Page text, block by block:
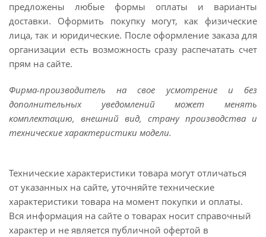
предложены любые формы оплаты и варианты
доставки. Оформить покупку могут, как физические
лица, так и юридические. После оформление заказа для
организации есть возможность сразу распечатать счет
прям на сайте.
Фирма-производитель на свое усмотрение и без
дополнительных уведомлений может менять
комплектацию, внешний вид, страну производства и
технические характеристики модели.
Технические характеристики товара могут отличаться
от указанных на сайте, уточняйте технические
характеристики товара на момент покупки и оплаты.
Вся информация на сайте о товарах носит справочный
характер и не является публичной офертой в